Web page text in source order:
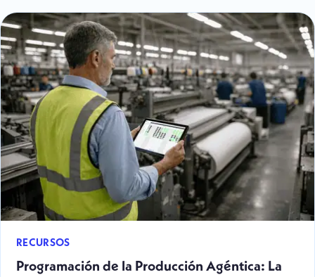
RECURSOS
Programación de la Producción Agéntica: La